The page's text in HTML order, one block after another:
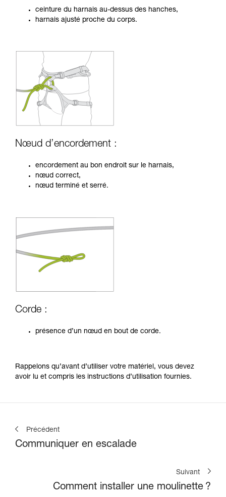
ceinture du harnais au-dessus des hanches,
harnais ajusté proche du corps.
Nœud d’encordement :
encordement au bon endroit sur le harnais,
nœud correct,
nœud terminé et serré.
Corde :
présence d’un nœud en bout de corde.
Rappelons qu’avant d’utiliser votre matériel, vous devez
avoir lu et compris les instructions d’utilisation fournies.
Précédent
Communiquer en escalade
Suivant
Comment installer une moulinette ?